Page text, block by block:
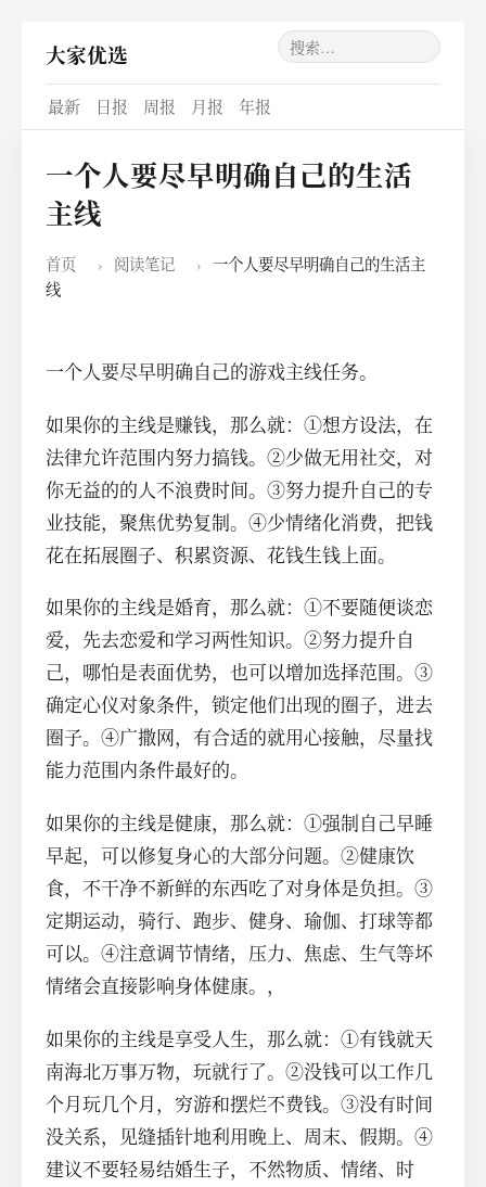
大家优选
最新 日报 周报 月报 年报
一个人要尽早明确自己的生活
主线
首页 › 阅读笔记 ›
一个人要尽早明确自己的生活主
线
一个人要尽早明确自己的游戏主线任务。
如果你的主线是赚钱，那么就：①想方设法，在
法律允许范围内努力搞钱。②少做无用社交，对
你无益的的人不浪费时间。③努力提升自己的专
业技能，聚焦优势复制。④少情绪化消费，把钱
花在拓展圈子、积累资源、花钱生钱上面。
如果你的主线是婚育，那么就：①不要随便谈恋
爱，先去恋爱和学习两性知识。②努力提升自
己，哪怕是表面优势，也可以增加选择范围。③
确定心仪对象条件，锁定他们出现的圈子，进去
圈子。④广撒网，有合适的就用心接触，尽量找
能力范围内条件最好的。
如果你的主线是健康，那么就：①强制自己早睡
早起，可以修复身心的大部分问题。②健康饮
食，不干净不新鲜的东西吃了对身体是负担。③
定期运动，骑行、跑步、健身、瑜伽、打球等都
可以。④注意调节情绪，压力、焦虑、生气等坏
情绪会直接影响身体健康。，
如果你的主线是享受人生，那么就：①有钱就天
南海北万事万物，玩就行了。②没钱可以工作几
个月玩几个月，穷游和摆烂不费钱。③没有时间
没关系，见缝插针地利用晚上、周末、假期。④
建议不要轻易结婚生子，不然物质、情绪、时